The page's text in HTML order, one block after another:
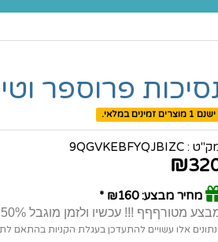
פרוספר
ישנם 1 מוצרים זמינים במלאי.
:
9QGVKEBFYQJBIZC
₪
מחיר מבצע: ₪160 *
מטורףףף !!! עכשיו ולזמן מוגבל 50% הנחה על כל הציורים בגיתוש !!!
אלו עשויים להתעדכן בעגלת הקניות בהתאם